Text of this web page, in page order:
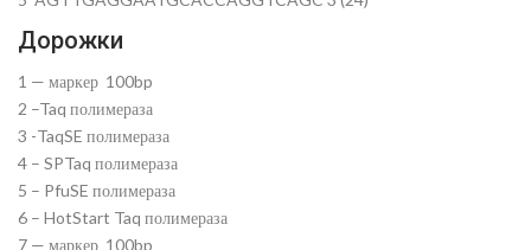
Дорожки
1 — маркер 100bp
2 –Taq полимераза
3 -TaqSE полимераза
4 – SPTaq полимераза
5 – PfuSE полимераза
6 – HotStart Taq полимераза
7 — маркер 100bp